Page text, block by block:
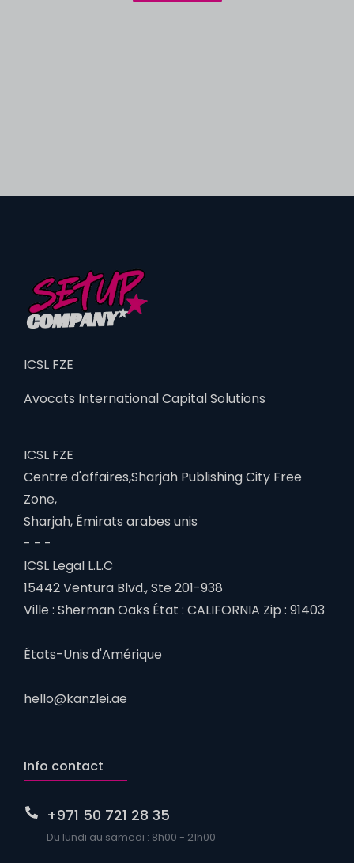
ICSL FZE
Avocats International Capital Solutions
ICSL FZE
Centre d'affaires,Sharjah Publishing City Free
Zone,
Sharjah, Émirats arabes unis
- - -
ICSL Legal L.L.C
15442 Ventura Blvd., Ste 201-938
Ville : Sherman Oaks État : CALIFORNIA Zip : 91403
États-Unis d'Amérique
hello@kanzlei.ae
Info contact
+971 50 721 28 35
Du lundi au samedi : 8h00 - 21h00